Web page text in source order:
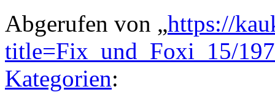
Abgerufen von „https://
title=Fix_und_Foxi_15/
Kategorien: